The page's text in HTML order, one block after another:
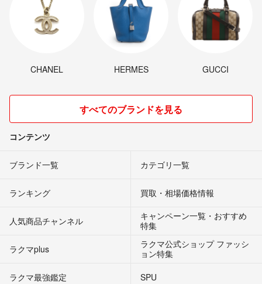
CHANEL HERMES GUCCI
すべてのブランドを見る
コンテンツ
ブランド一覧 カテゴリ一覧
ランキング 買取・相場価格情報
人気商品チャンネル
キャンペーン一覧・おすすめ
特集
ラクマplus
ラクマ公式ショップ ファッシ
ョン特集
ラクマ最強鑑定
SPU